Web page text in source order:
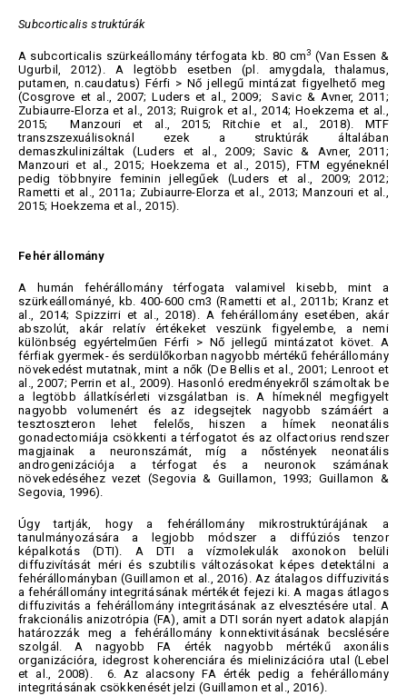
Subcorticalis struktúrák
A subcorticalis szürkeállomány térfogata kb. 80 cm3 (Van Essen &
Ugurbil, 2012). A legtöbb esetben (pl. amygdala, thalamus,
putamen, n.caudatus) Férfi > Nő jellegű mintázat figyelhető meg
(Cosgrove et al., 2007; Luders et al., 2009; Savic & Avner, 2011;
Zubiaurre-Elorza et al., 2013; Ruigrok et al., 2014; Hoekzema et al.,
2015; Manzouri et al., 2015; Ritchie et al., 2018). MTF
transzszexuálisoknál ezek a struktúrák általában
demaszkulinizáltak (Luders et al., 2009; Savic & Avner, 2011;
Manzouri et al., 2015; Hoekzema et al., 2015), FTM egyéneknél
pedig többnyire feminin jellegűek (Luders et al., 2009; 2012;
Rametti et al., 2011a; Zubiaurre-Elorza et al., 2013; Manzouri et al.,
2015; Hoekzema et al., 2015).
Fehérállomány
A humán fehérállomány térfogata valamivel kisebb, mint a
szürkeállományé, kb. 400-600 cm3 (Rametti et al., 2011b; Kranz et
al., 2014; Spizzirri et al., 2018). A fehérállomány esetében, akár
abszolút, akár relatív értékeket veszünk figyelembe, a nemi
különbség egyértelműen Férfi > Nő jellegű mintázatot követ. A
férfiak gyermek- és serdülőkorban nagyobb mértékű fehérállomány
növekedést mutatnak, mint a nők (De Bellis et al., 2001; Lenroot et
al., 2007; Perrin et al., 2009). Hasonló eredményekről számoltak be
a legtöbb állatkísérleti vizsgálatban is. A hímeknél megfigyelt
nagyobb volumenért és az idegsejtek nagyobb számáért a
tesztoszteron lehet felelős, hiszen a hímek neonatális
gonadectomiája csökkenti a térfogatot és az olfactorius rendszer
magjainak a neuronszámát, míg a nőstények neonatális
androgenizációja a térfogat és a neuronok számának
növekedéséhez vezet (Segovia & Guillamon, 1993; Guillamon &
Segovia, 1996).
Úgy tartják, hogy a fehérállomány mikrostruktúrájának a
tanulmányozására a legjobb módszer a diffúziós tenzor
képalkotás (DTI). A DTI a vízmolekulák axonokon belüli
diffuzivítását méri és szubtilis változásokat képes detektálni a
fehérállományban (Guillamon et al., 2016). Az átalagos diffuzivitás
a fehérállomány integritásának mértékét fejezi ki. A magas átlagos
diffuzivitás a fehérállomány integritásának az elvesztésére utal. A
frakcionális anizotrópia (FA), amit a DTI során nyert adatok alapján
határozzák meg a fehérállomány konnektivitásának becslésére
szolgál. A nagyobb FA érték nagyobb mértékű axonális
organizációra, idegrost koherenciára és mielinizációra utal (Lebel
et al., 2008). 6. Az alacsony FA érték pedig a fehérállomány
integritásának csökkenését jelzi (Guillamon et al., 2016).